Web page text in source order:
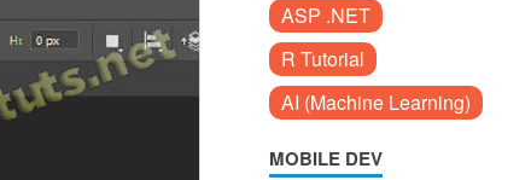
ASP .NET
R Tutorial
AI (Machine Learning)
MOBILE DEV